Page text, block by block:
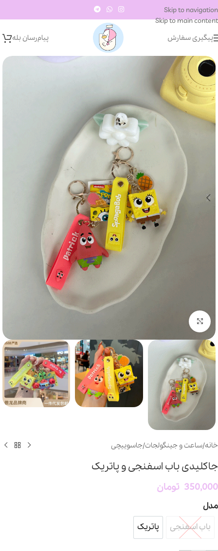
Skip to navigation
Skip to main content
پیگیری سفارش
پیام‌رسان‌ بله
بزرگنمایی تصویر
خانه/ساعت و جینگولجات/جاسوییچی
جاکلیدی باب اسفنجی و پاتریک
350,000 تومان
مدل
باب اسفنجی
باب اسفنجیپاتریک
پاتریک